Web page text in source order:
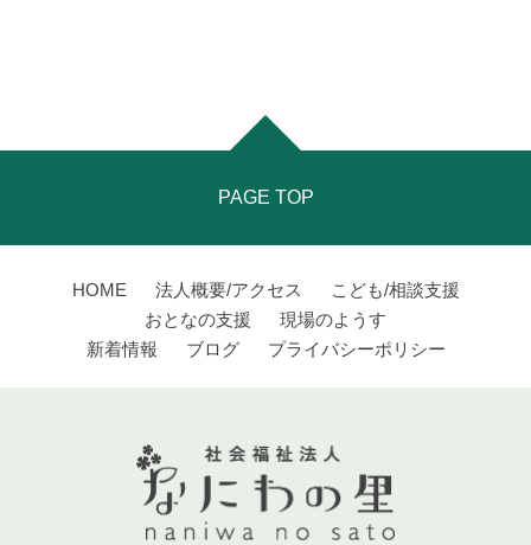
PAGE TOP
HOME 法人概要/アクセス
こども/相談支援
おとなの支援
現場のようす
新着情報
ブログ プライバシーポリシー